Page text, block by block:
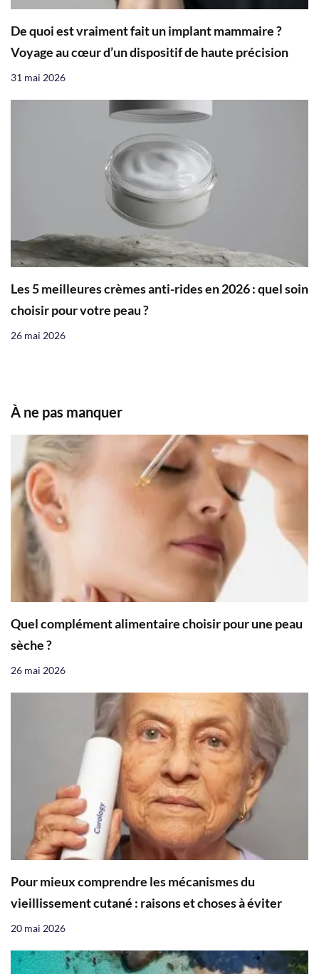
De quoi est vraiment fait un implant mammaire ?
Voyage au cœur d’un dispositif de haute précision
31 mai 2026
Les 5 meilleures crèmes anti-rides en 2026 : quel soin
choisir pour votre peau ?
26 mai 2026
À ne pas manquer
Quel complément alimentaire choisir pour une peau
sèche ?
26 mai 2026
Pour mieux comprendre les mécanismes du
vieillissement cutané : raisons et choses à éviter
20 mai 2026